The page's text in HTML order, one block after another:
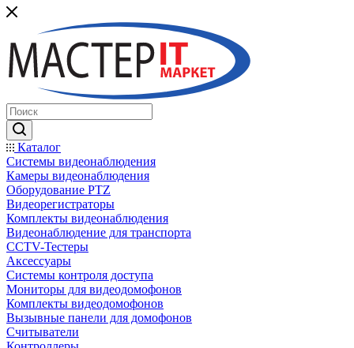
Каталог
Системы видеонаблюдения
Камеры видеонаблюдения
Оборудование PTZ
Видеорегистраторы
Комплекты видеонаблюдения
Видеонаблюдение для транспорта
CCTV-Тестеры
Аксессуары
Системы контроля доступа
Мониторы для видеодомофонов
Комплекты видеодомофонов
Вызывные панели для домофонов
Считыватели